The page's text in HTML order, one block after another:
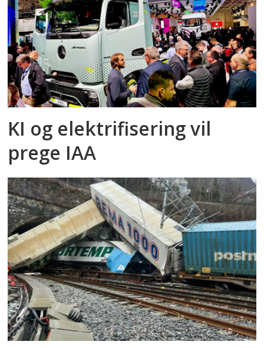
KI og elektrifisering vil
prege IAA